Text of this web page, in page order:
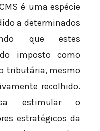
é uma espécie
a determinados
que estes
imposto como
tributária, mesmo
recolhido.
estimular o
estratégicos da